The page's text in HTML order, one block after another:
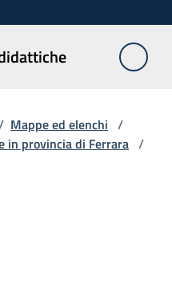
Mappe ed elenchi /
in provincia di Ferrara /